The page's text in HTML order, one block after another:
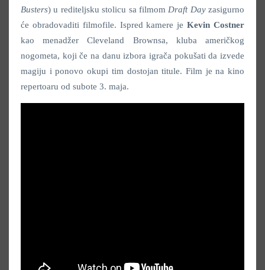
Busters) u rediteljsku stolicu sa filmomDraft Dayzasigurno
će obradovaditi filmofile. Ispred kamere jeKevin Costner
kao menadžer Cleveland Brownsa, kluba američkog
nogometa, koji če na danu izbora igrača pokušati da izvede
magiju i ponovo okupi tim dostojan titule. Film je na kino
repertoaru od subote 3. maja.